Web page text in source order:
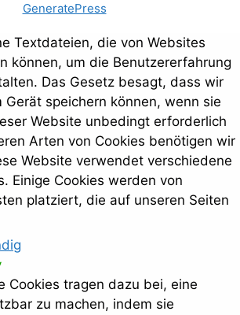
GeneratePress
Textdateien, die von Websites
können, um die Benutzererfahrung
Das Gesetz besagt, dass wir
Gerät speichern können, wenn sie
Website unbedingt erforderlich
Arten von Cookies benötigen wir
Website verwendet verschiedene
Einige Cookies werden von
platziert, die auf unseren Seiten
Cookies tragen dazu bei, eine
zu machen, indem sie